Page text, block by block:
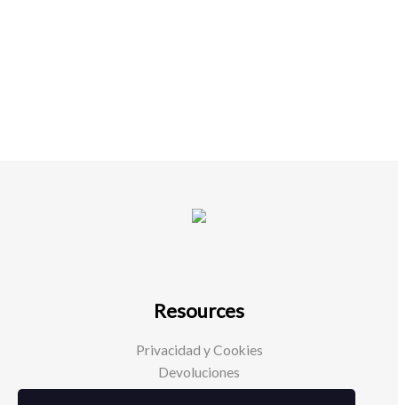
Resources
Privacidad y Cookies
Devoluciones